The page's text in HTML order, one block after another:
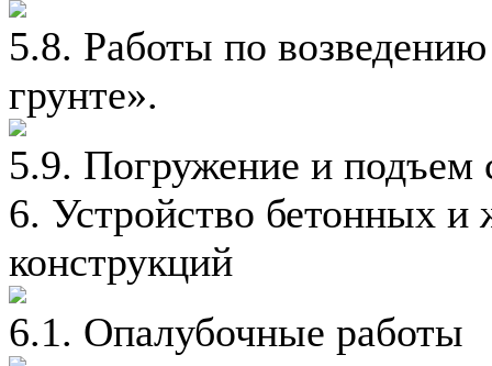
5.8. Работы по
грунте».
5.9. Погружение и подъем
6. Устройство бетонных
конструкций
6.1. Опалубочные работы